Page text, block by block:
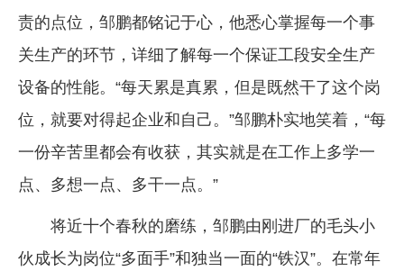
责的点位，邹鹏都铭记于心，他悉心掌握每一个事
关生产的环节，详细了解每一个保证工段安全生产
设备的性能。“每天累是真累，但是既然干了这个岗
位，就要对得起企业和自己。”邹鹏朴实地笑着，“每
一份辛苦里都会有收获，其实就是在工作上多学一
点、多想一点、多干一点。”
将近十个春秋的磨练，邹鹏由刚进厂的毛头小
伙成长为岗位“多面手”和独当一面的“铁汉”。在常年